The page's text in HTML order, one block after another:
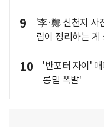
9
'李·鄭 신천지 사
람이 정리하는 게
10
'반포터 자이'
롱밈 폭발'